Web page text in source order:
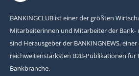
BANKINGCLUB ist einer der größten
Mitarbeiterinnen und Mitarbeiter der Bank-
sind Herausgeber der BANKINGNEWS, einer
reichweitenstärksten B2B-Publikationen für
Bankbranche.